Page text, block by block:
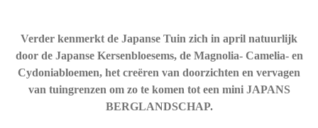
Verder kenmerkt de Japanse Tuin zich in april natuurlijk
door de Japanse Kersenbloesems, de Magnolia- Camelia- en
Cydoniabloemen, het creëren van doorzichten en vervagen
van tuingrenzen om zo te komen tot een mini JAPANS
BERGLANDSCHAP.